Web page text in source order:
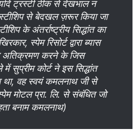
यदि ट्रस्टी ठीक से देखभाल न
से बेदखल ज़रूर किया जा
के अंतर्राष्ट्रीय सिद्धांत का
स्पेम रिसोर्ट द्वारा ब्यास
अतिक्रमण करने के जिस
कोर्ट ने इस सिद्धांत
था, वह स्वयं कमलनाथ जी से
मोटल प्रा. लि. से संबंधित जो
बनाम कमलनाथ)